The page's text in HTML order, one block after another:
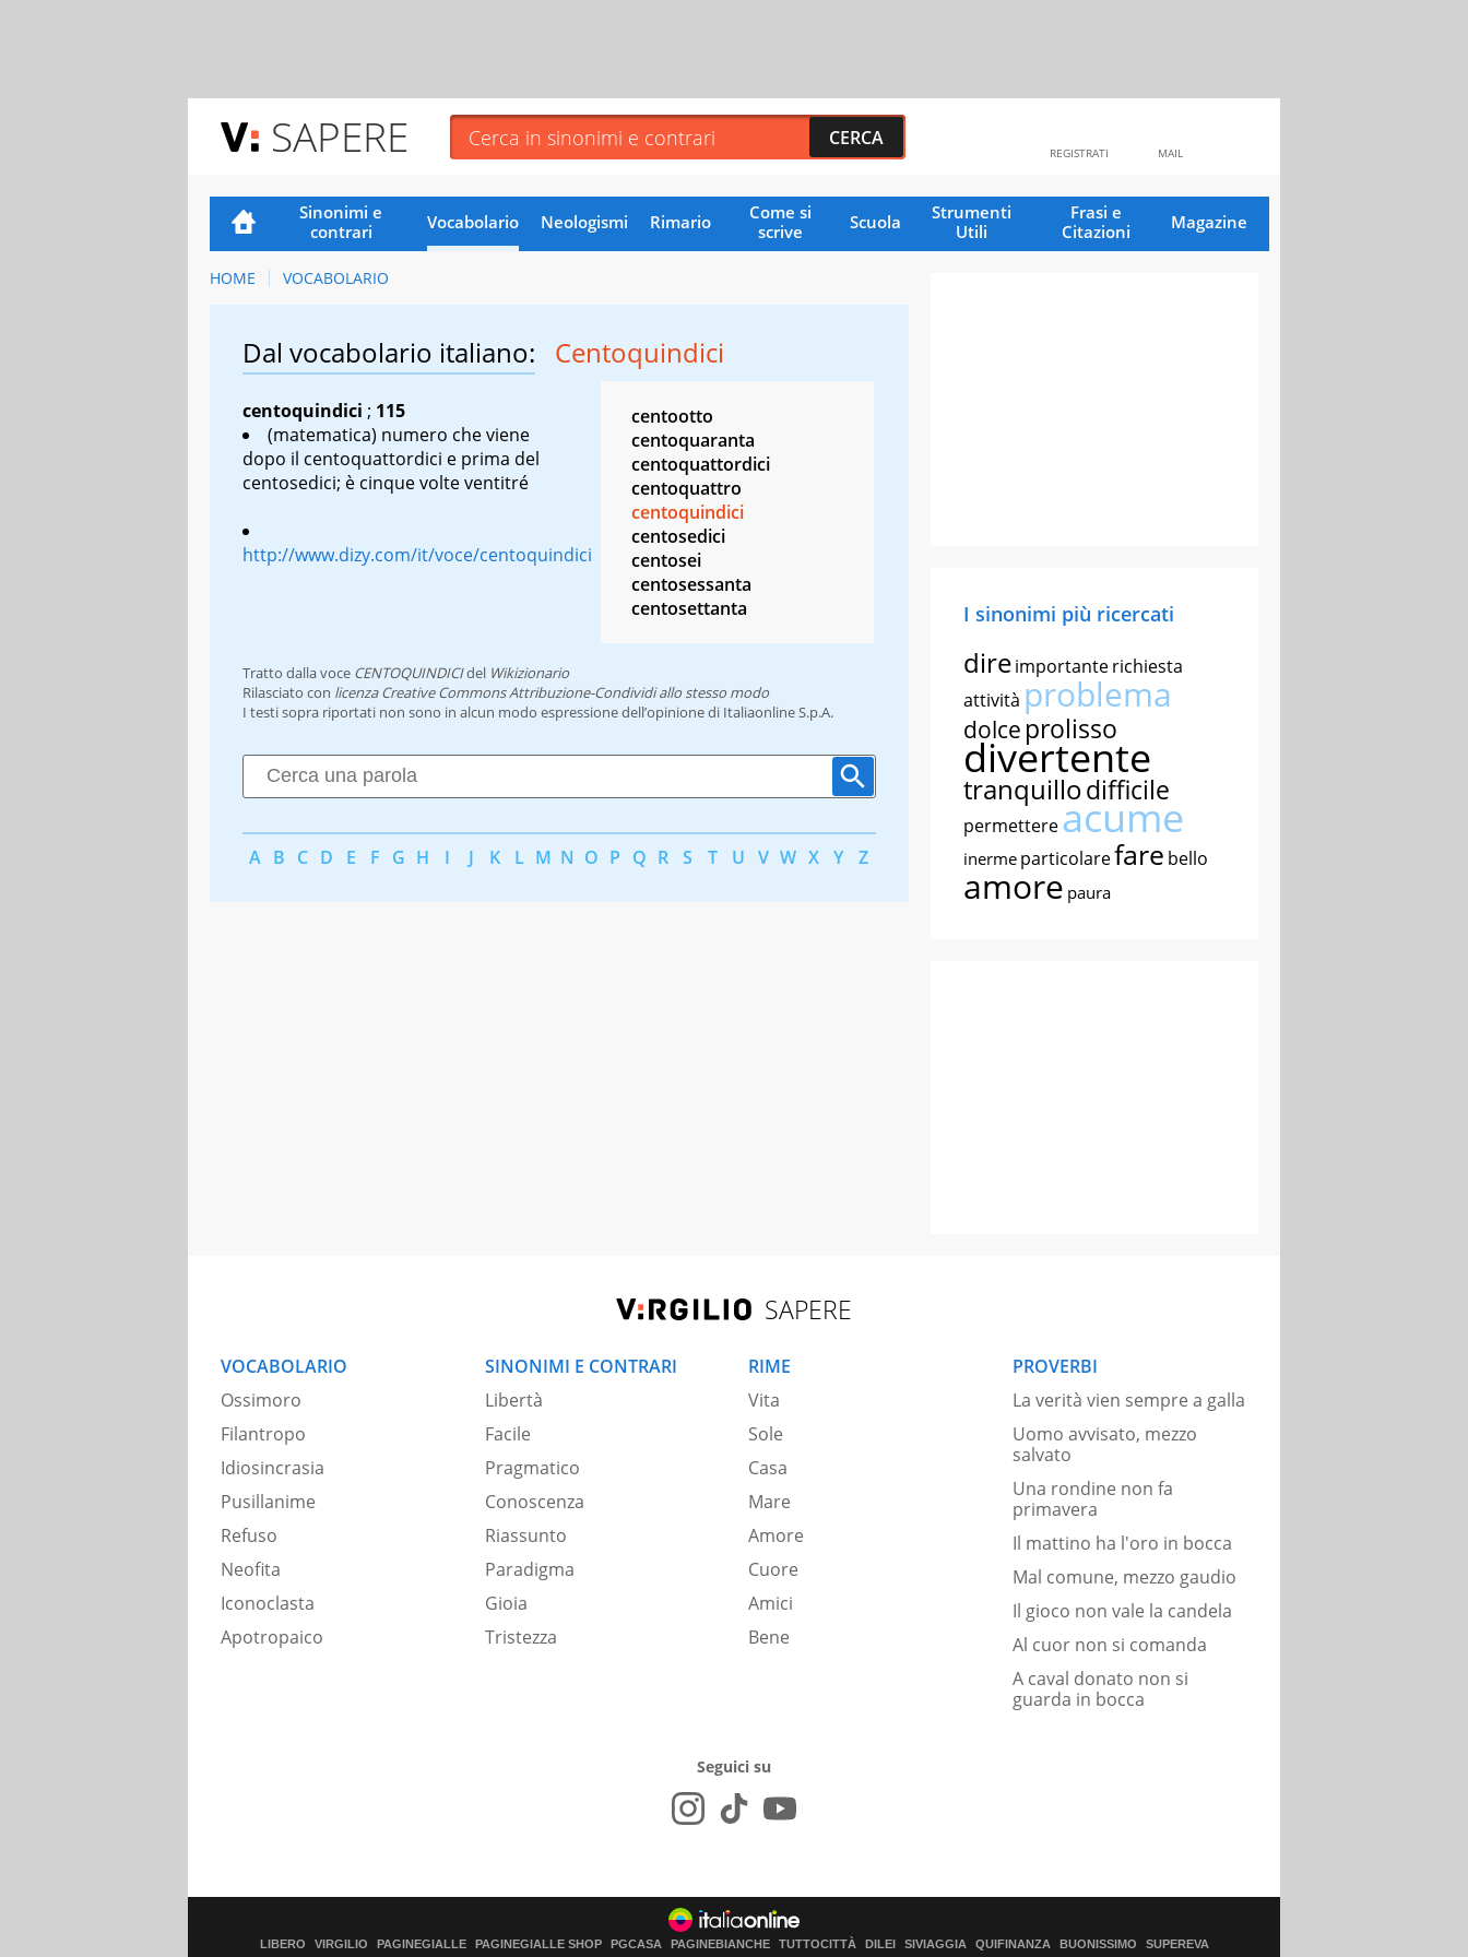
SAPERE MAIL
REGISTRATI
Sinonimi e
contrari
Vocabolario Neologismi Rimario
Come si
scrive
Scuola
Strumenti
Utili
Frasi e
Citazioni
Magazine
HOME VOCABOLARIO
Dal vocabolario italiano: Centoquindici
centoquindici ; 115
(matematica) numero che viene
dopo il centoquattordici e prima del
centosedici; è cinque volte ventitré
http://www.dizy.com/it/voce/centoquindici
centootto
centoquaranta
centoquattordici
centoquattro
centoquindici
centosedici
centosei
centosessanta
centosettanta
Tratto dalla voce CENTOQUINDICIdel Wikizionario
Rilasciato con licenza Creative Commons Attribuzione-Condividi allo stesso modo
I testi sopra riportati non sono in alcun modo espressione dell’opinione di Italiaonline S.p.A.
A B C D E F G H I J K L M N O P Q R S T U V W X Y Z
I sinonimi più ricercati
direimportanterichiesta
attività problema
dolce prolisso
divertente
tranquillodifficile
permettereacume
inerme particolarefare bello
amore paura
SAPERE
VOCABOLARIO
Ossimoro
Filantropo
Idiosincrasia
Pusillanime
Refuso
Neofita
Iconoclasta
Apotropaico
SINONIMI E CONTRARI
Libertà
Facile
Pragmatico
Conoscenza
Riassunto
Paradigma
Gioia
Tristezza
RIME
Vita
Sole
Casa
Mare
Amore
Cuore
Amici
Bene
PROVERBI
La verità vien sempre a galla
Uomo avvisato, mezzo
salvato
Una rondine non fa
primavera
Il mattino ha l'oro in bocca
Mal comune, mezzo gaudio
Il gioco non vale la candela
Al cuor non si comanda
A caval donato non si
guarda in bocca
Seguici su
LIBERO VIRGILIO PAGINEGIALLE PAGINEGIALLE SHOP PGCASA PAGINEBIANCHE TUTTOCITTÀ DILEI SIVIAGGIA QUIFINANZA BUONISSIMO SUPEREVA